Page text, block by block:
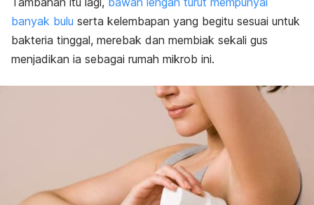
banyak bulu serta kelembapan yang begitu sesuai untuk
bakteria tinggal, merebak dan membiak sekali gus
menjadikan ia sebagai rumah mikrob ini.